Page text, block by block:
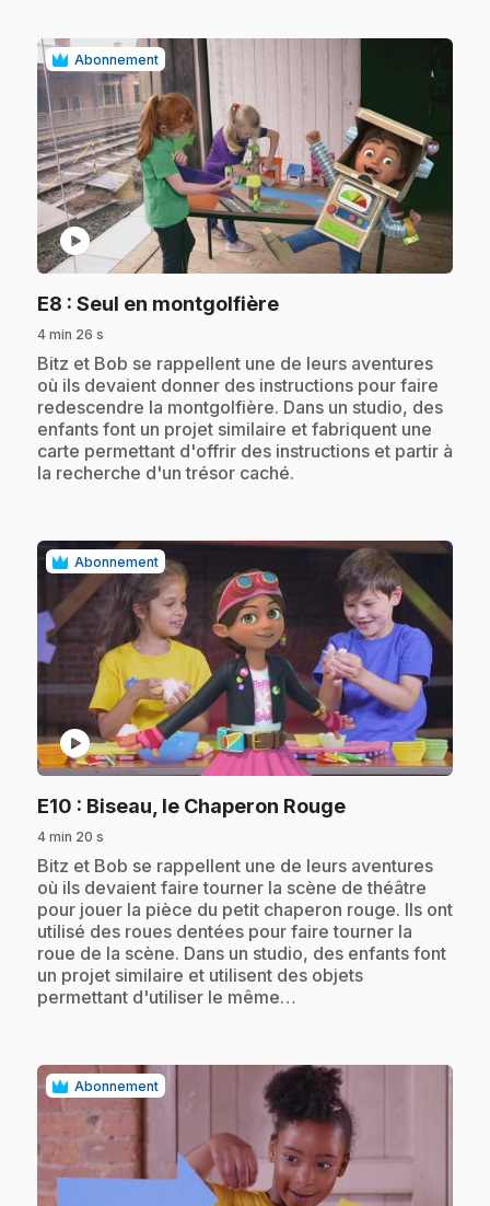
Abonnement
play_circle
E8 : Seul en montgolfière.
4 min 26 s
.Bitz et Bob se rappellent une de leurs aventures
où ils devaient donner des instructions pour faire
redescendre la montgolfière. Dans un studio, des
enfants font un projet similaire et fabriquent une
carte permettant d'offrir des instructions et partir à
la recherche d'un trésor caché.
Abonnement
play_circle
E10 : Biseau, le Chaperon Rouge.
4 min 20 s
.Bitz et Bob se rappellent une de leurs aventures
où ils devaient faire tourner la scène de théâtre
pour jouer la pièce du petit chaperon rouge. Ils ont
utilisé des roues dentées pour faire tourner la
roue de la scène. Dans un studio, des enfants font
un projet similaire et utilisent des objets
permettant d'utiliser le même…
Abonnement